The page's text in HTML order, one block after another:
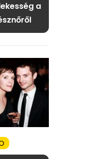
a